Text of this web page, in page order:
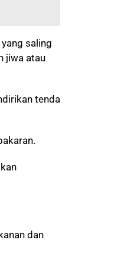
saling
jiwa atau
tenda
dan